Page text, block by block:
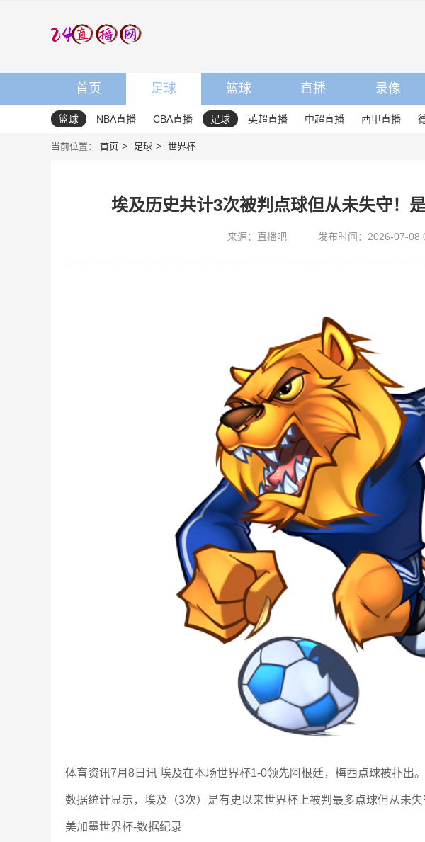
首页 足球 篮球 直播 录像
篮球 NBA直播 CBA直播 足球 英超直播 中超直播 西甲直播
当前位置： 首页 足球 世界杯
埃及历史共计3次被判点球但从未失守！
来源：直播吧 发布时间：2026-07-08
体育资讯7月8日讯 埃及在本场世界杯1-0领先阿根廷，梅西点球被扑出。
数据统计显示，埃及（3次）是有史以来世界杯上被判最多点球但从未失
美加墨世界杯-数据纪录